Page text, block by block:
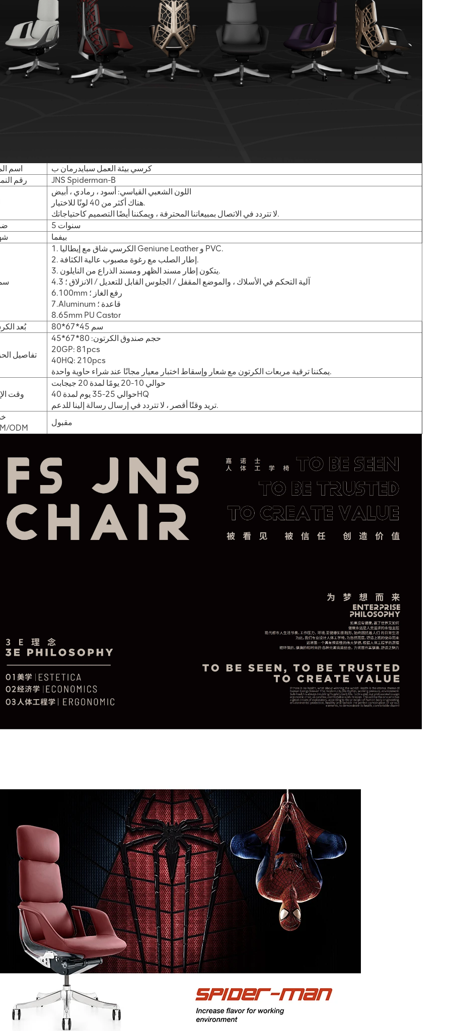
اسم
كرسي بيئة العمل سبايدرمان ب
رقم
JNS Spiderman-B
اللون الشعبي القياسي: أسود ، رمادي ، أبيض
هناك أكثر من 40 لونًا للاختيار.
لا تتردد في الاتصال بمبيعاتنا المحترفة ، ويمكننا أيضًا التصميم كاحتياجاتك.
5 سنوات
بيفما
1. الكرسي شاق مع إيطاليا Geniune Leather و PVC.
2. إطار الصلب مع رغوة مصبوب عالية الكثافة.
3. يتكون إطار مسند الظهر ومسند الذراع من النايلون.
4.3 آلية التحكم في الأسلاك ، والموضع المقفل / الجلوس القابل للتعديل / الانزلاق ؛
6.100mm رفع الغاز ؛
7.Aluminum قاعدة ؛
8.65mm PU Castor
بُعد
80*67*45 سم
تفاصيل
حجم صندوق الكرتون: 80*67*45
20GP: 81pcs
40HQ: 210pcs
يمكننا ترقية مربعات الكرتون مع شعار وإسقاط اختبار معيار مجانًا عند شراء حاوية واحدة.
وقت
حوالي 10-20 يومًا لمدة 20 جيجابت
حوالي 25-35 يوم لمدة 40HQ
تريد وقتًا أقصر ، لا تتردد في إرسال رسالة إلينا للدعم.
ODM
مقبول